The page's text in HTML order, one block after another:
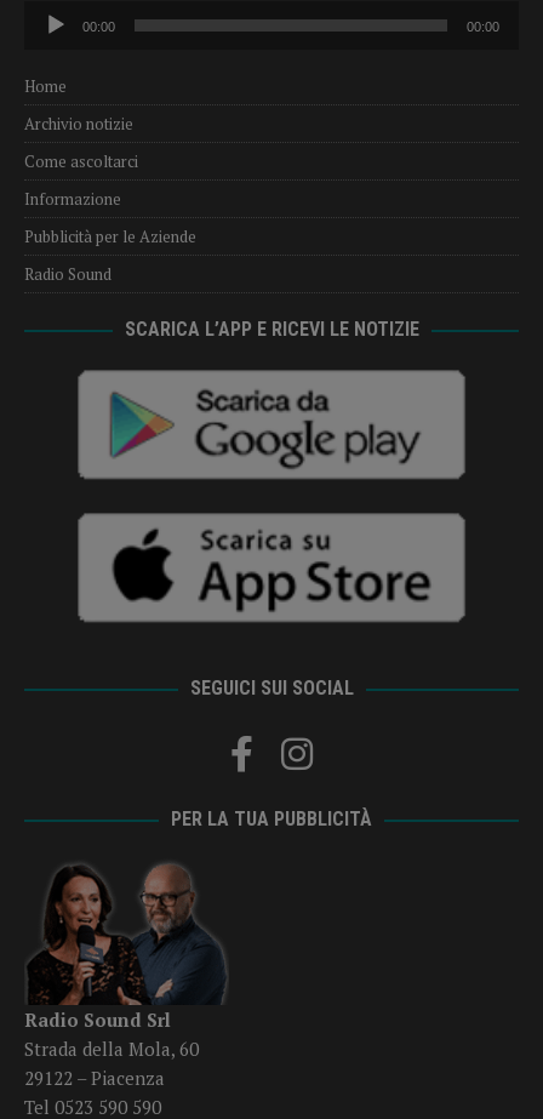
Audio
Player
00:00 00:00
Home
Archivio notizie
Come ascoltarci
Informazione
Pubblicità per le Aziende
Radio Sound
SCARICA L’APP E RICEVI LE NOTIZIE
SEGUICI SUI SOCIAL
PER LA TUA PUBBLICITÀ
Radio Sound Srl
Strada della Mola, 60
29122 – Piacenza
Tel 0523 590 590